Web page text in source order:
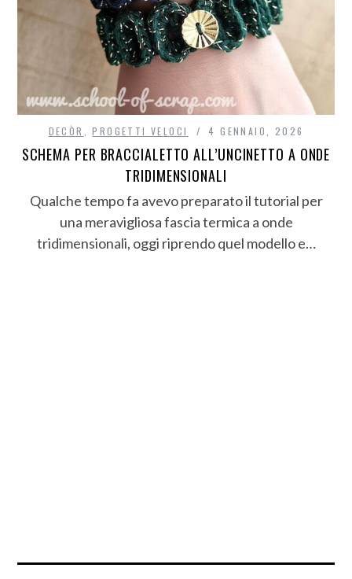
DECÒR ,PROGETTI VELOCI 4 GENNAIO, 2026
SCHEMA PER BRACCIALETTO ALL’UNCINETTO A ONDE
TRIDIMENSIONALI
Qualche tempo fa avevo preparato il tutorial per
una meravigliosa fascia termica a onde
tridimensionali, oggi riprendo quel modello e…